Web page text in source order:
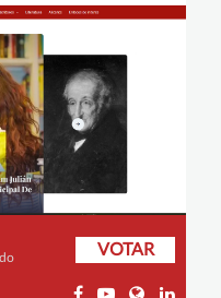
VOTAR